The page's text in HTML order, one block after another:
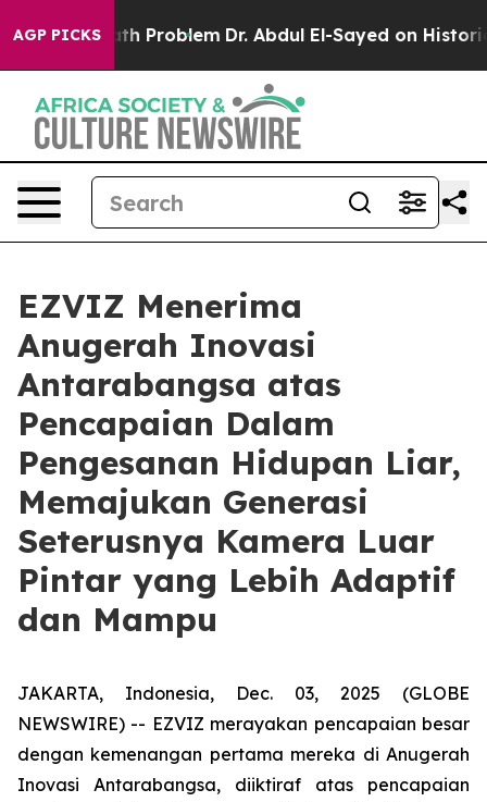
AGP PICKS
a Math Problem Dr. Abdul El-Sayed on Historic
EZVIZ Menerima
Anugerah Inovasi
Antarabangsa atas
Pencapaian Dalam
Pengesanan Hidupan Liar,
Memajukan Generasi
Seterusnya Kamera Luar
Pintar yang Lebih Adaptif
dan Mampu
JAKARTA, Indonesia, Dec. 03, 2025 (GLOBE
NEWSWIRE) -- EZVIZ merayakan pencapaian besar
dengan kemenangan pertama mereka di Anugerah
Inovasi Antarabangsa, diiktiraf atas pencapaian